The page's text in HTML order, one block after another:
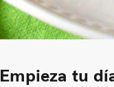
Empieza tu